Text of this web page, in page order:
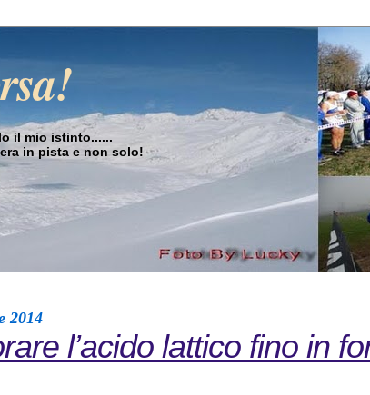
il mio istinto......
in pista e non solo!
2014
l’acido lattico fino in